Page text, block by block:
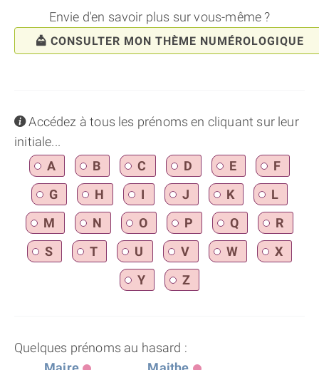
Envie d'en savoir plus sur vous-même ?
CONSULTER MON THÈME NUMÉROLOGIQUE
infoAccédez à tous les prénoms en cliquant sur leur
initiale...
A
B C D E
F
G
H I J K
L
M
N O P Q
R
S
T U V W
X
Y
Z
Quelques prénoms au hasard :